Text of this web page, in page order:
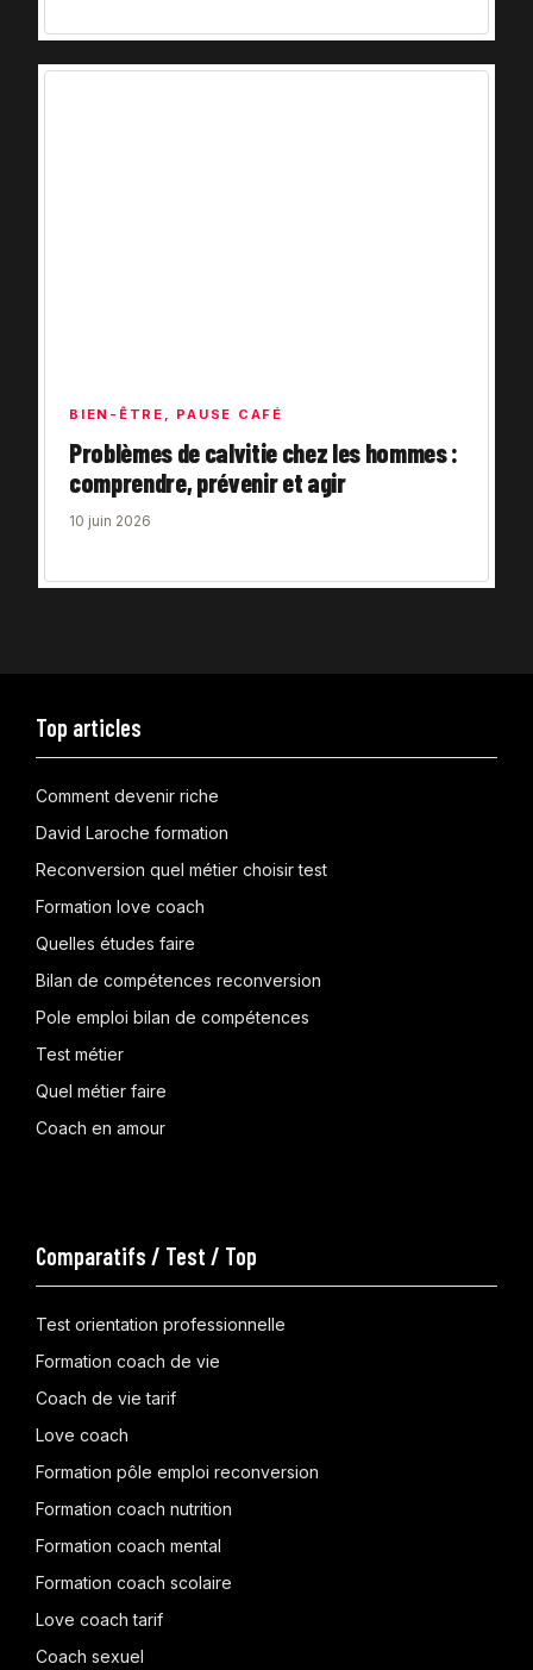
BIEN-ÊTRE , PAUSE CAFÉ
Problèmes de calvitie chez les hommes :
comprendre, prévenir et agir
10 juin 2026
Top articles
Comment devenir riche
David Laroche formation
Reconversion quel métier choisir test
Formation love coach
Quelles études faire
Bilan de compétences reconversion
Pole emploi bilan de compétences
Test métier
Quel métier faire
Coach en amour
Comparatifs / Test / Top
Test orientation professionnelle
Formation coach de vie
Coach de vie tarif
Love coach
Formation pôle emploi reconversion
Formation coach nutrition
Formation coach mental
Formation coach scolaire
Love coach tarif
Coach sexuel